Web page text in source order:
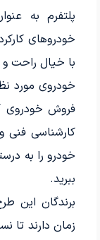
پلتفرم به
خودروهای
با خیال راحت
خودروی مورد
فروش خودروی
کارشناسی فنی
خودرو را به
ببرید.
زمان دارند تا